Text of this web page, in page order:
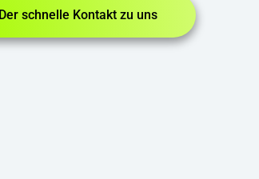
Der schnelle Kontakt zu uns